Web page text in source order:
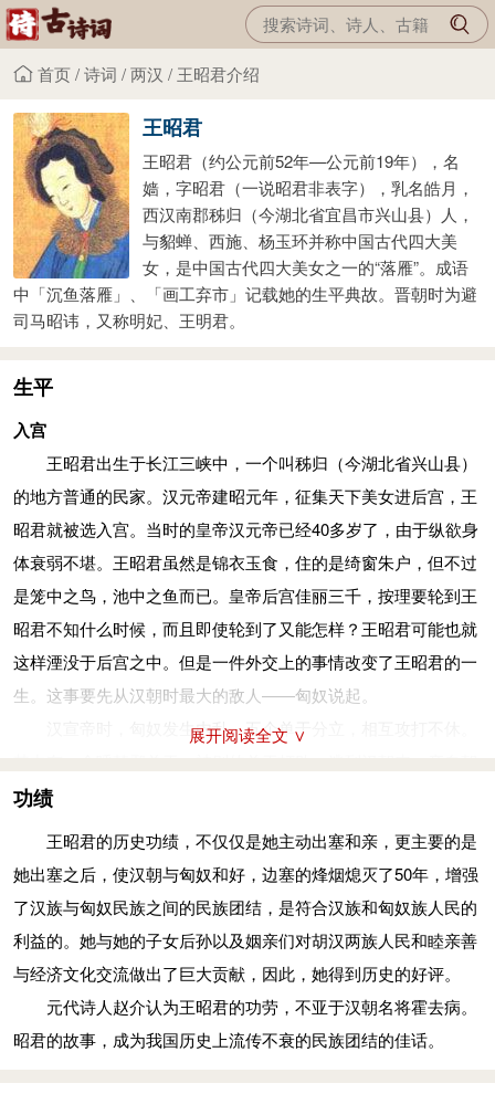
首页/诗词 /两汉 / 王昭君介绍
王昭君
王昭君（约公元前52年—公元前19年），名
嫱，字昭君（一说昭君非表字），乳名皓月，
西汉南郡秭归（今湖北省宜昌市兴山县）人，
与貂蝉、西施、杨玉环并称中国古代四大美
女，是中国古代四大美女之一的“落雁”。成语
中「沉鱼落雁」、「画工弃市」记载她的生平典故。晋朝时为避
司马昭讳，又称明妃、王明君。
生平
入宫
王昭君出生于长江三峡中，一个叫秭归（今湖北省兴山县）
的地方普通的民家。汉元帝建昭元年，征集天下美女进后宫，王
昭君就被选入宫。当时的皇帝汉元帝已经40多岁了，由于纵欲身
体衰弱不堪。王昭君虽然是锦衣玉食，住的是绮窗朱户，但不过
是笼中之鸟，池中之鱼而已。皇帝后宫佳丽三千，按理要轮到王
昭君不知什么时候，而且即使轮到了又能怎样？王昭君可能也就
这样湮没于后宫之中。但是一件外交上的事情改变了王昭君的一
生。这事要先从汉朝时最大的敌人——匈奴说起。
汉宣帝时，匈奴发生内乱，五个单于分立，相互攻打不休。
见汉宣帝。呼韩邪单于是第一个到中原来朝见的单于，汉宣帝亲
展开阅读全文 ∨
功绩
王昭君的历史功绩，不仅仅是她主动出塞和亲，更主要的是
她出塞之后，使汉朝与匈奴和好，边塞的烽烟熄灭了50年，增强
了汉族与匈奴民族之间的民族团结，是符合汉族和匈奴族人民的
利益的。她与她的子女后孙以及姻亲们对胡汉两族人民和睦亲善
与经济文化交流做出了巨大贡献，因此，她得到历史的好评。
元代诗人赵介认为王昭君的功劳，不亚于汉朝名将霍去病。
昭君的故事，成为我国历史上流传不衰的民族团结的佳话。